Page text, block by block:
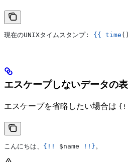
現在のUNIXタイムスタンプ: {{ time
エスケープしないデータの
エスケープを省略したい場合は
こんにちは、 {!! $name !!} 。